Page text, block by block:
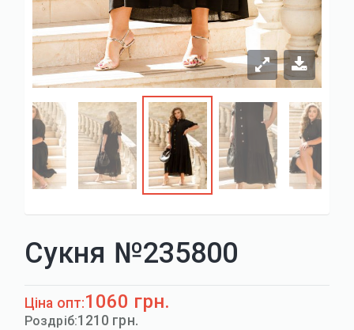
Сукня №235800
Ціна опт:1060 грн.
Роздріб:1210 грн.